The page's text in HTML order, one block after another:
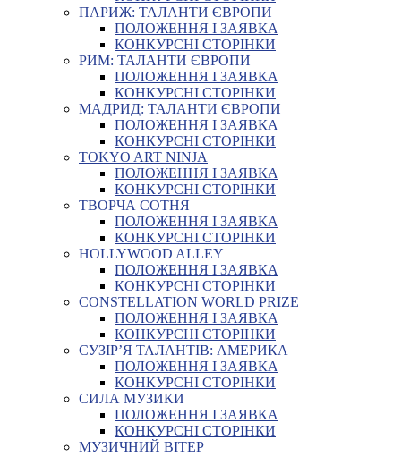
ПАРИЖ: ТАЛАНТИ ЄВРОПИ
ПОЛОЖЕННЯ І ЗАЯВКА
КОНКУРСНІ СТОРІНКИ
РИМ: ТАЛАНТИ ЄВРОПИ
ПОЛОЖЕННЯ І ЗАЯВКА
КОНКУРСНІ СТОРІНКИ
МАДРИД: ТАЛАНТИ ЄВРОПИ
ПОЛОЖЕННЯ І ЗАЯВКА
КОНКУРСНІ СТОРІНКИ
TOKYO ART NINJA
ПОЛОЖЕННЯ І ЗАЯВКА
КОНКУРСНІ СТОРІНКИ
ТВОРЧА СОТНЯ
ПОЛОЖЕННЯ І ЗАЯВКА
КОНКУРСНІ СТОРІНКИ
HOLLYWOOD ALLEY
ПОЛОЖЕННЯ І ЗАЯВКА
КОНКУРСНІ СТОРІНКИ
CONSTELLATION WORLD PRIZE
ПОЛОЖЕННЯ І ЗАЯВКА
КОНКУРСНІ СТОРІНКИ
СУЗІР’Я ТАЛАНТІВ: АМЕРИКА
ПОЛОЖЕННЯ І ЗАЯВКА
КОНКУРСНІ СТОРІНКИ
СИЛА МУЗИКИ
ПОЛОЖЕННЯ І ЗАЯВКА
КОНКУРСНІ СТОРІНКИ
МУЗИЧНИЙ ВІТЕР